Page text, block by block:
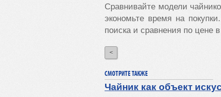
Сравнивайте модели
экономьте время на
поиска и сравнения по цене
<
СМОТРИТЕ ТАКЖЕ
Чайник как объект